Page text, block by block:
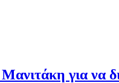
για να